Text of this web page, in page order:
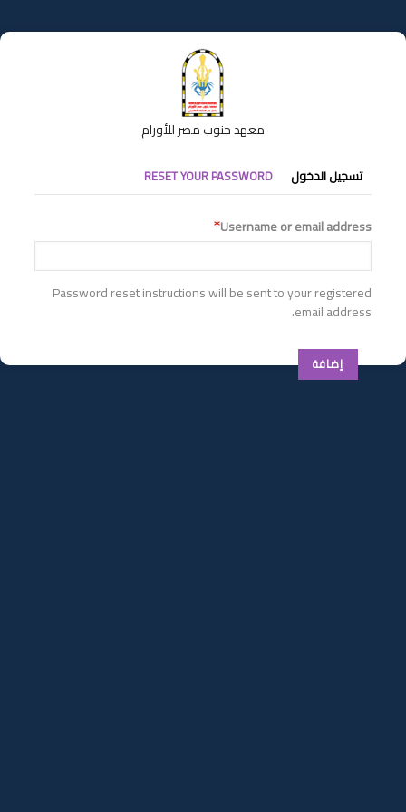
إلى
المحتوى
معهد جنوب مصر للأورام
التبويبات
الأساسية
تسجيل الدخول RESET YOUR PASSWORD
Username or email address
Password reset instructions will be sent to your registered
email address.